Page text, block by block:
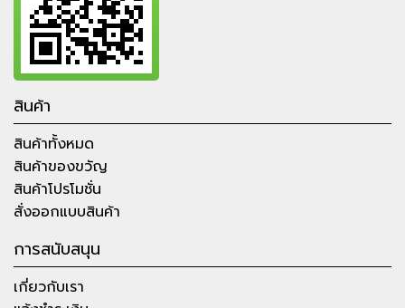
สินค้า
สินค้าทั้งหมด
สินค้าของขวัญ
สินค้าโปรโมชั่น
สั่งออกแบบสินค้า
การสนับสนุน
เกี่ยวกับเรา